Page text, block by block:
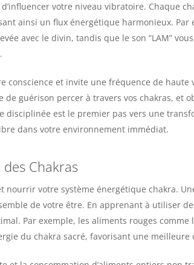
votre niveau vibratoire. Chaque
ainsi un flux énergétique harmonieux. Par
avec le divin, tandis que le son “LAM”
et invite une fréquence de haute
guérison percer à travers vos chakras, et
disciplinée est le premier pas vers une
dans votre environnement immédiat.
Chakras
votre système énergétique chakra.
de votre être. En apprenant à utiliser
Par exemple, les aliments rouges
du chakra sacré, favorisant une